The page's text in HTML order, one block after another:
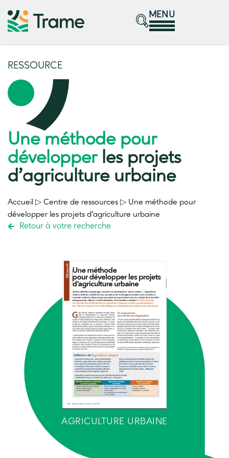
MENU
RESSOURCE
Une méthode pour
développerles projets
d’agriculture urbaine
Accueil ▷ Centre de ressources ▷ Une méthode pour
développer les projets d’agriculture urbaine
Retour à votre recherche
AGRICULTURE URBAINE